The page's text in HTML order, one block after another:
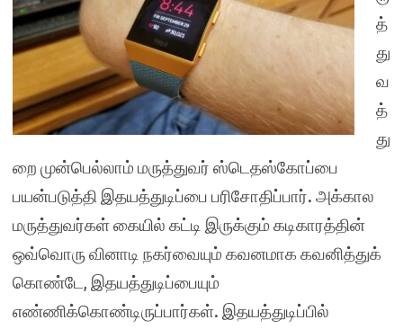
த்
து
வ
த்
து
றை முன்பெல்லாம் மருத்துவர் ஸ்டெதஸ்கோப்பை
பயன்படுத்தி இதயத்துடிப்பை பரிசோதிப்பார். அக்கால
மருத்துவர்கள் கையில் கட்டி இருக்கும் கடிகாரத்தின்
ஒவ்வொரு வினாடி நகர்வையும் கவனமாக கவனித்துக்
கொண்டே, இதயத்துடிப்பையும்
எண்ணிக்கொண்டிருப்பார்கள். இதயத்துடிப்பில்